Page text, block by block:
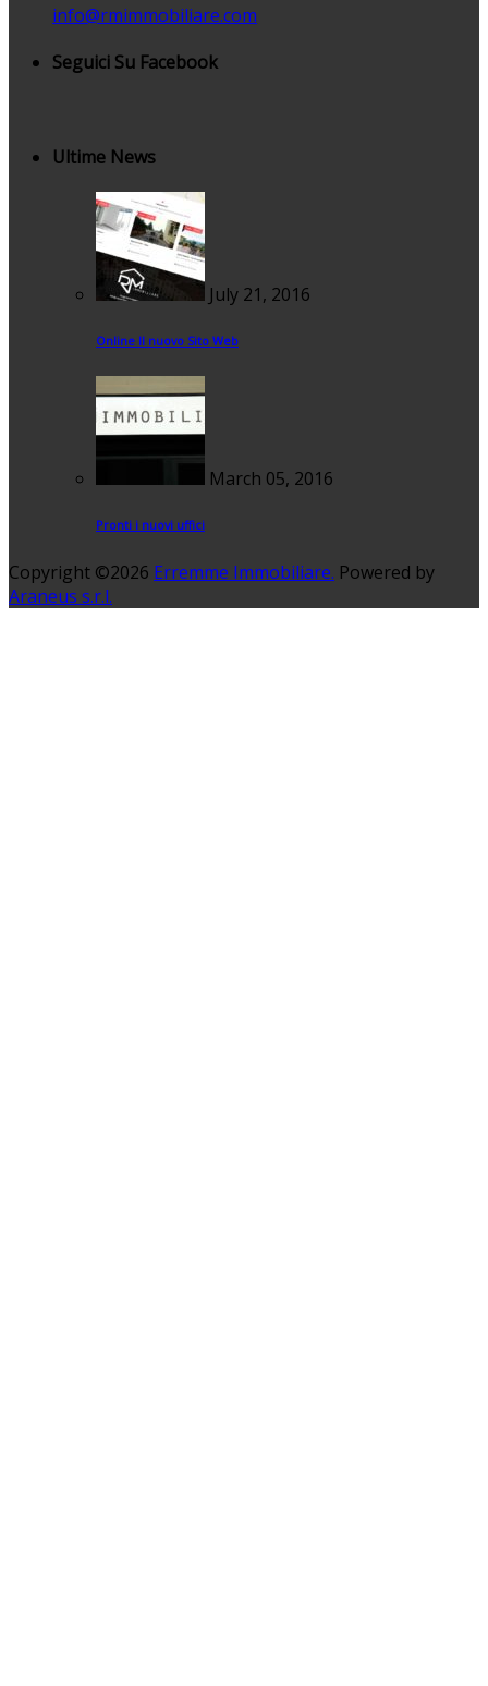
info@rmimmobiliare.com
Seguici Su Facebook
Ultime News
July 21, 2016
Online Il nuovo Sito Web
March 05, 2016
Pronti i nuovi uffici
Copyright ©2026 Erremme Immobiliare. Powered by
Araneus s.r.l.